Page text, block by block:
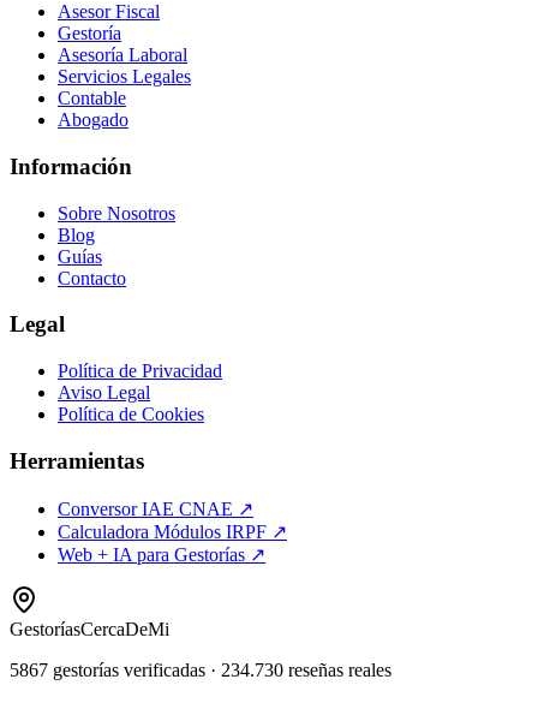
Asesor Fiscal
Gestoría
Asesoría Laboral
Servicios Legales
Contable
Abogado
Información
Sobre Nosotros
Blog
Guías
Contacto
Legal
Política de Privacidad
Aviso Legal
Política de Cookies
Herramientas
Conversor IAE CNAE ↗
Calculadora Módulos IRPF ↗
Web + IA para Gestorías ↗
GestoríasCercaDeMi
5867 gestorías verificadas · 234.730 reseñas reales